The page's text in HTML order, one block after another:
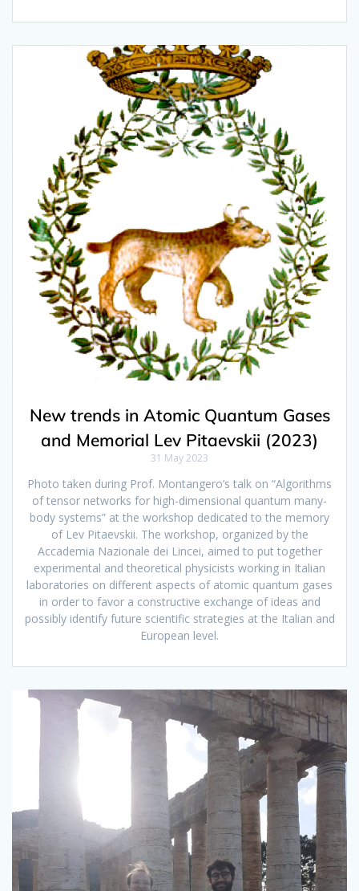
New trends in Atomic Quantum Gases
and Memorial Lev Pitaevskii (2023)
31 May 2023
Photo taken during Prof. Montangero’s talk on “Algorithms
of tensor networks for high-dimensional quantum many-
body systems” at the workshop dedicated to the memory
of Lev Pitaevskii. The workshop, organized by the
Accademia Nazionale dei Lincei, aimed to put together
experimental and theoretical physicists working in Italian
laboratories on different aspects of atomic quantum gases
in order to favor a constructive exchange of ideas and
possibly identify future scientific strategies at the Italian and
European level.